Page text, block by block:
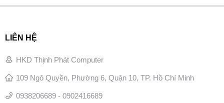
LIÊN HỆ
HKD Thịnh Phát Computer
109 Ngô Quyền, Phường 6, Quận 10, TP. Hồ Chí Minh
0938206689 - 0902416689